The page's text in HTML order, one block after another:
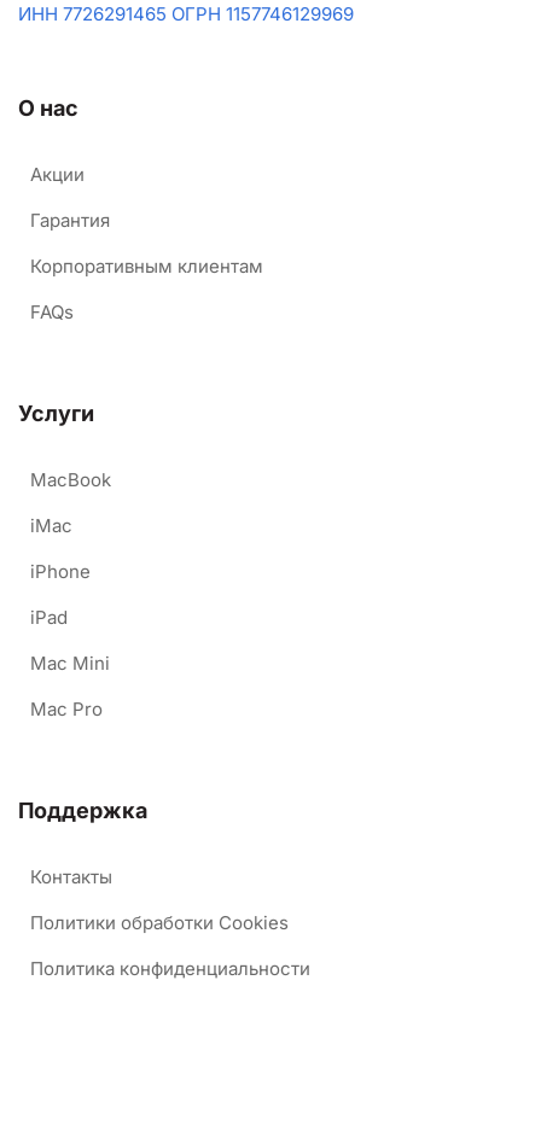
ИНН 7726291465 ОГРН 1157746129969
О нас
Акции
Гарантия
Корпоративным клиентам
FAQs
Услуги
MacBook
iMac
iPhone
iPad
Mac Mini
Mac Pro
Поддержка
Контакты
Политики обработки Cookies
Политика конфиденциальности